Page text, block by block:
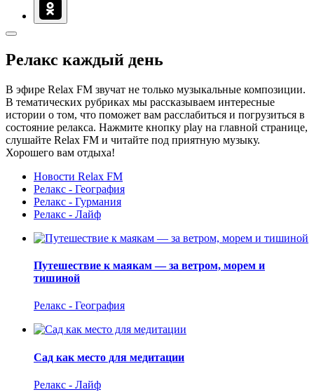
Релакс каждый день
В эфире Relax FM звучат не только музыкальные композиции.
В тематических рубриках мы рассказываем интересные
истории о том, что поможет вам расслабиться и погрузиться в
состояние релакса. Нажмите кнопку play на главной странице,
слушайте Relax FM и читайте под приятную музыку.
Хорошего вам отдыха!
Новости Relax FM
Релакс - География
Релакс - Гурмания
Релакс - Лайф
Путешествие к маякам — за ветром, морем и
тишиной
Релакс - География
Сад как место для медитации
Релакс - Лайф